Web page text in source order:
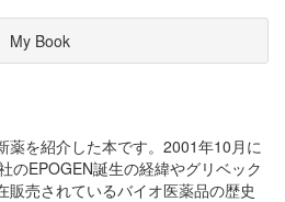
My Book
薬を紹介した本です。2001年10月に
のEPOGEN誕生の経緯やグリベック
販売されているバイオ医薬品の歴史